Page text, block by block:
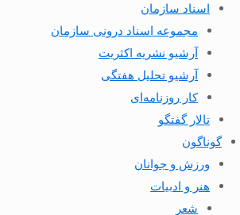
اسناد سازمان
مجموعه اسناد درونی سازمان
آرشیو نشریه اکثریت
آرشیو تحلیل هفتگی
کار روزنامه‌ای
تالار گفتگو
گوناگون
ورزش و جوانان
هنر و ادبیات
شعر